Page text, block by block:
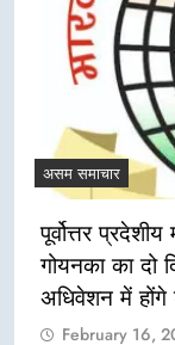
असम समाचार
पूर्वोत्तर
गोयनका का दो
अधिवेशन में होंगे
February 16,